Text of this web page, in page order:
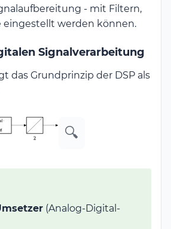
- mit Filtern,
eingestellt werden können.
Signalverarbeitung
das Grundprinzip der DSP als
🔍
(Analog-Digital-